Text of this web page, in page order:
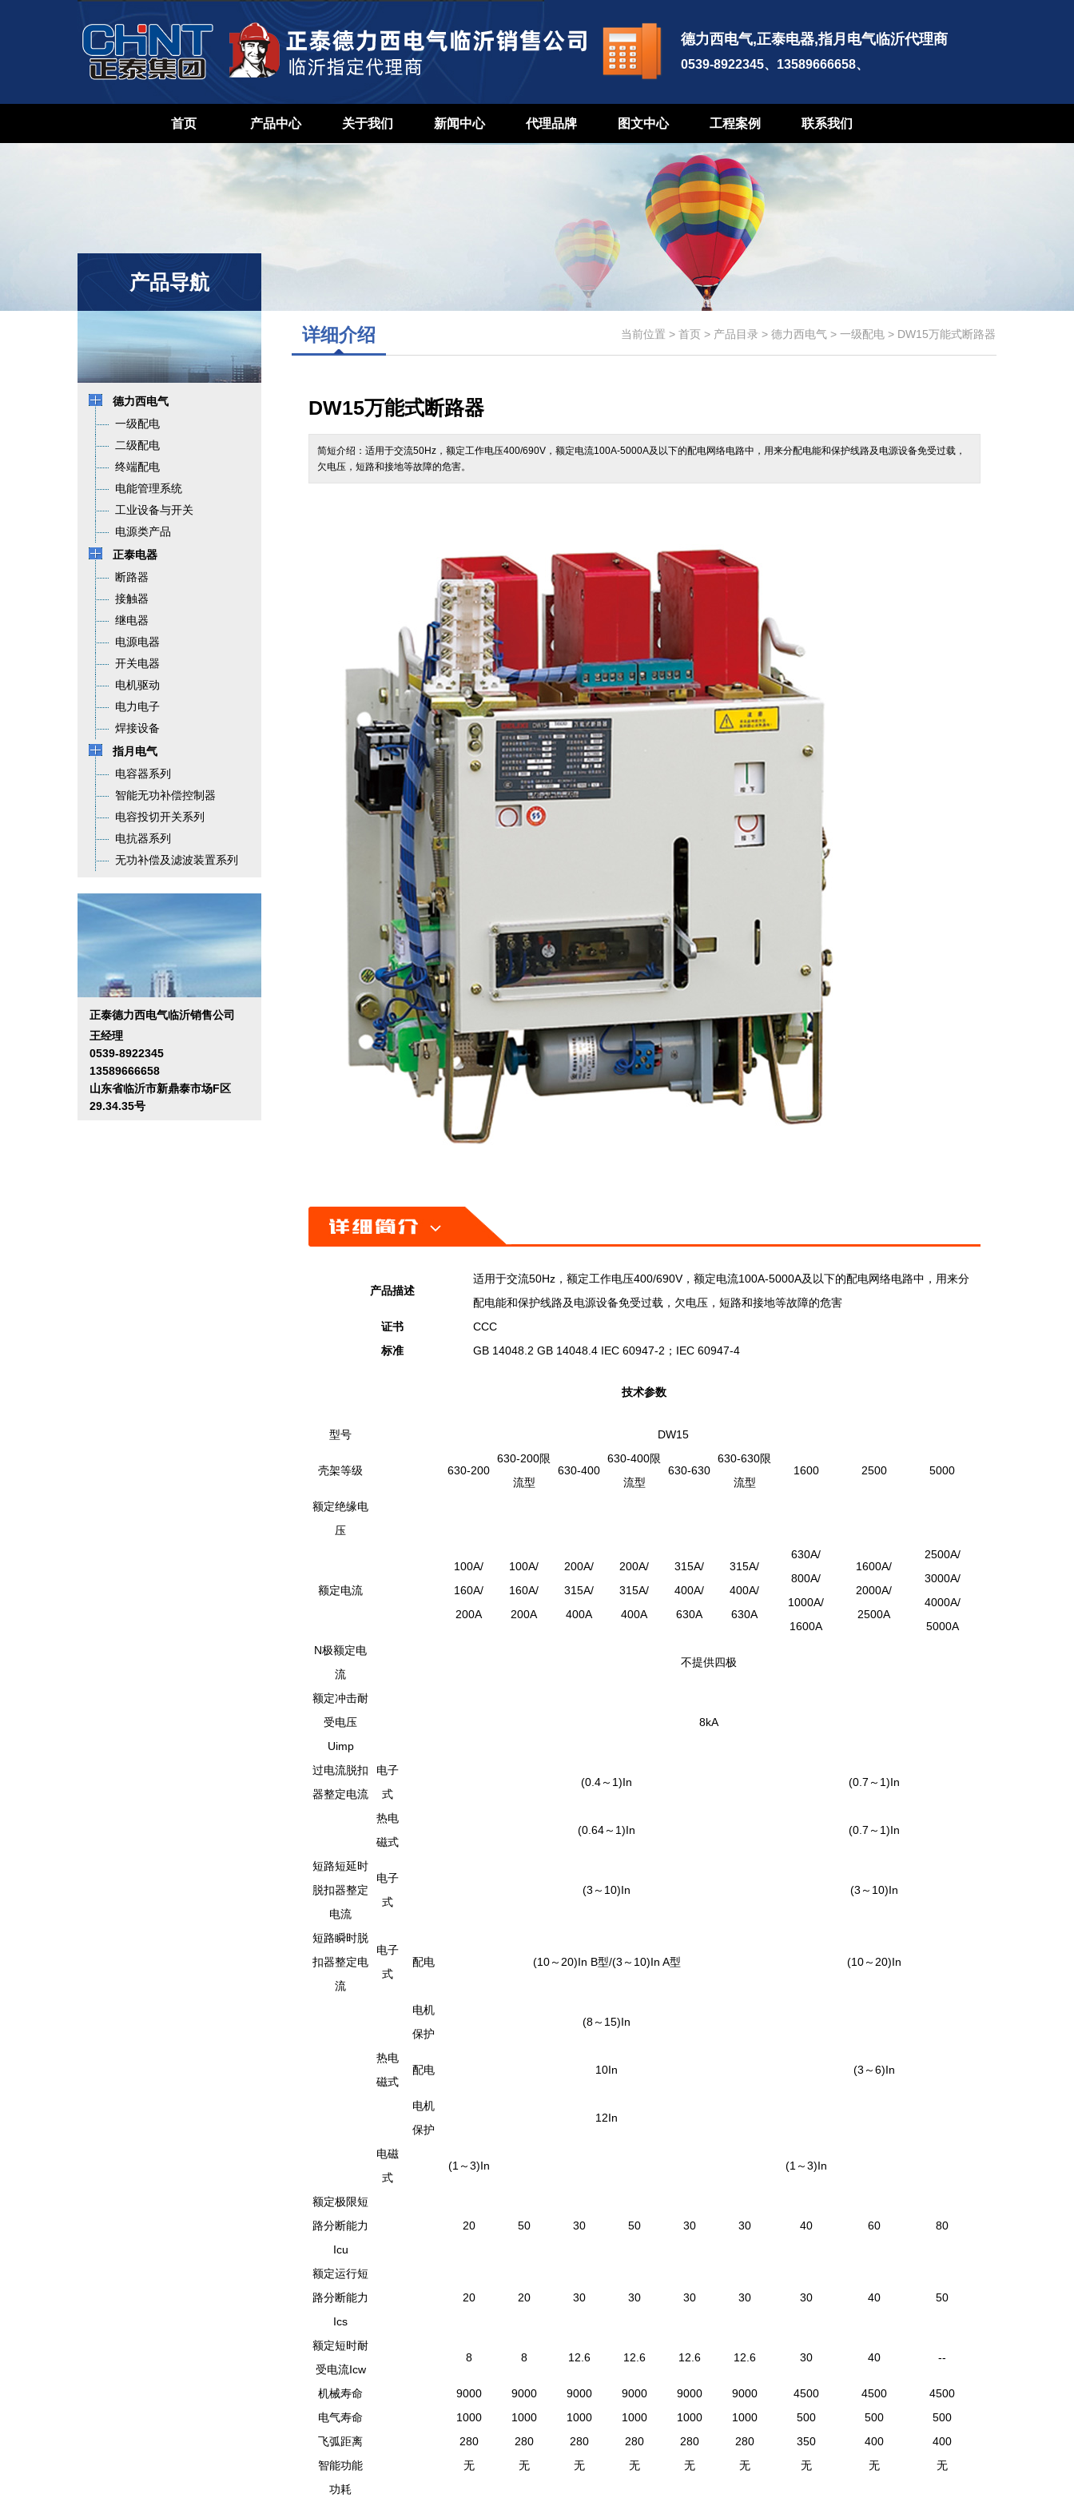
德力西电气,正泰电器,指月电气临沂代理商
0539-8922345、13589666658、
首页 产品中心 关于我们 新闻中心 代理品牌 图文中心 工程案例 联系我们
产品导航
德力西电气
一级配电
二级配电
终端配电
电能管理系统
工业设备与开关
电源类产品
正泰电器
断路器
接触器
继电器
电源电器
开关电器
电机驱动
电力电子
焊接设备
指月电气
电容器系列
智能无功补偿控制器
电容投切开关系列
电抗器系列
无功补偿及滤波装置系列
正泰德力西电气临沂销售公司
王经理
0539-8922345
13589666658
山东省临沂市新鼎泰市场F区
29.34.35号
详细介绍 当前位置 > 首页 > 产品目录 > 德力西电气 > 一级配电 > DW15万能式断路器
DW15万能式断路器
简短介绍：适用于交流50Hz，额定工作电压400/690V，额定电流100A-5000A及以下的配电网络电路中，用来分配电能和保护线路及电源设备免受过载，
欠电压，短路和接地等故障的危害。
产品描述
适用于交流50Hz，额定工作电压400/690V，额定电流100A-5000A及以下的配电网络电路中，用来分
配电能和保护线路及电源设备免受过载，欠电压，短路和接地等故障的危害
证书
CCC
标准
GB 14048.2 GB 14048.4 IEC 60947-2；IEC 60947-4
技术参数
型号 DW15
壳架等级 630-200
630-200限
流型
630-400
630-400限
流型
630-630
630-630限
流型
1600 2500 5000
额定绝缘电
压
额定电流
100A/
160A/
200A
100A/
160A/
200A
200A/
315A/
400A
200A/
315A/
400A
315A/
400A/
630A
315A/
400A/
630A
630A/
800A/
1000A/
1600A
1600A/
2000A/
2500A
2500A/
3000A/
4000A/
5000A
N极额定电
流
不提供四极
额定冲击耐
受电压
Uimp
8kA
过电流脱扣
器整定电流
电子
式
(0.4～1)In (0.7～1)In
热电
磁式
(0.64～1)In (0.7～1)In
短路短延时
脱扣器整定
电流
电子
式
(3～10)In (3～10)In
短路瞬时脱
扣器整定电
流
电子
式
配电 (10～20)In B型/(3～10)In A型 (10～20)In
电机
保护
(8～15)In
热电
磁式
配电 10In (3～6)In
电机
保护
12In
电磁
式
(1～3)In (1～3)In
额定极限短
路分断能力
Icu
20 50 30 50 30 30 40 60 80
额定运行短
路分断能力
Ics
20 20 30 30 30 30 30 40 50
额定短时耐
受电流Icw
8 8 12.6 12.6 12.6 12.6 30 40 --
机械寿命 9000 9000 9000 9000 9000 9000 4500 4500
4500
电气寿命
1000 1000 1000 1000 1000 1000 500 500
500
飞弧距离
280 280 280 280 280 280 350 400
400
智能功能
无 无 无 无 无 无 无 无
无
功耗